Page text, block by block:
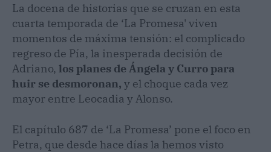
La docena de historias que se cruzan en esta
cuarta temporada de ‘La Promesa' viven
momentos de máxima tensión: el complicado
regreso de Pía, la inesperada decisión de
Adriano, los planes de Ángela y Curro para
huir se desmoronan, y el choque cada vez
mayor entre Leocadia y Alonso.
El capítulo 687 de ‘La Promesa’ pone el foco en
Petra, que desde hace días la hemos visto